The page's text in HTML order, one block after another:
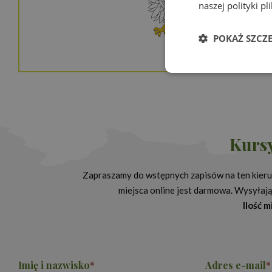
Zapraszamy do wstępnych zapisów na ten
miejsca online jest darmowa.
Ilość
Imię i nazwisko* Adres e-mail*
naszej polityki
POKAŻ
Niezbędne pliki
zarządzanie